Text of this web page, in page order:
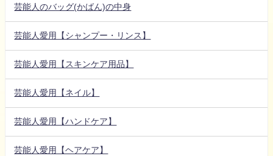
芸能人のバッグ(かばん)の中身
芸能人愛用【シャンプー・リンス】
芸能人愛用【スキンケア用品】
芸能人愛用【ネイル】
芸能人愛用【ハンドケア】
芸能人愛用【ヘアケア】